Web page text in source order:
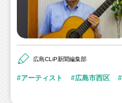
広島CLiP新聞編集部
アーティスト 広島市西区